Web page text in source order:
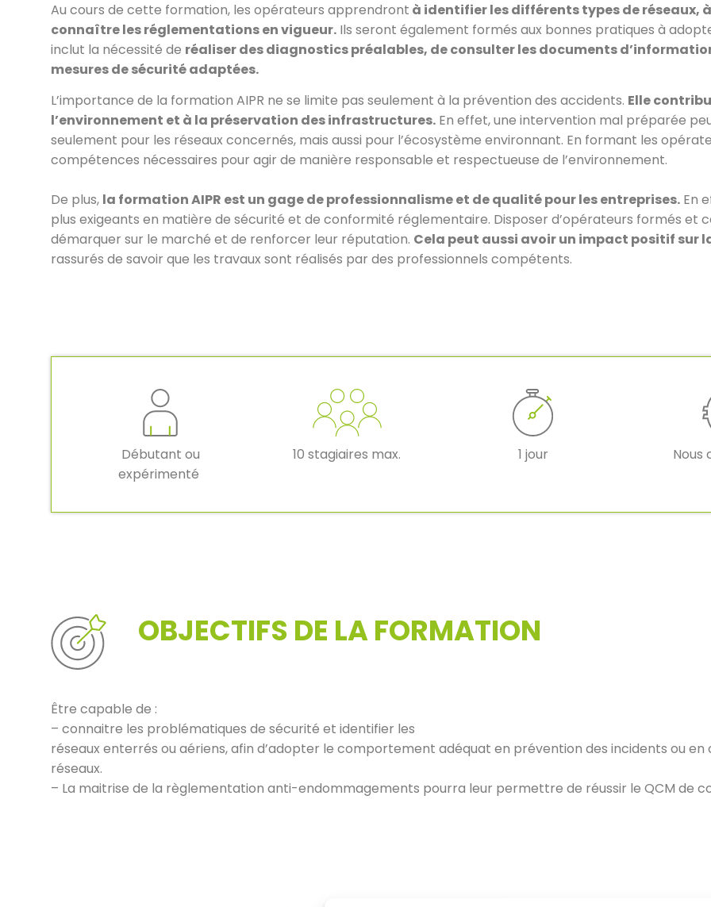
Au cours de cette formation, les opérateurs apprendront à identifier les différents types de réseaux,
connaître les réglementations en vigueur. Ils seront également formés aux bonnes pratiques à
inclut la nécessité de réaliser des diagnostics préalables, de consulter les documents
mesures de sécurité adaptées.
L’importance de la formation AIPR ne se limite pas seulement à la prévention des accidents. Elle
l’environnement et à la préservation des infrastructures. En effet, une intervention mal préparée
seulement pour les réseaux concernés, mais aussi pour l’écosystème environnant. En formant les
compétences nécessaires pour agir de manière responsable et respectueuse de l’environnement.
De plus, la formation AIPR est un gage de professionnalisme et de qualité pour les entreprises. En
plus exigeants en matière de sécurité et de conformité réglementaire. Disposer d’opérateurs formés et
démarquer sur le marché et de renforcer leur réputation. Cela peut aussi avoir un impact positif sur
rassurés de savoir que les travaux sont réalisés par des professionnels compétents.
Débutant ou
expérimenté
10 stagiaires max. 1 jour Nous
OBJECTIFS DE LA FORMATION
Être capable de :
– connaitre les problématiques de sécurité et identifier les
réseaux enterrés ou aériens, afin d’adopter le comportement adéquat en prévention des incidents ou en
réseaux.
– La maitrise de la règlementation anti-endommagements pourra leur permettre de réussir le QCM de